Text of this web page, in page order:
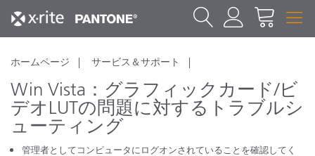
ホームページ サービス＆サポート
Win Vista：グラフィックカード/ビ
デオLUTの問題に対するトラブルシ
ューティング
管理者としてコンピュータにログオンされていることを確認してく